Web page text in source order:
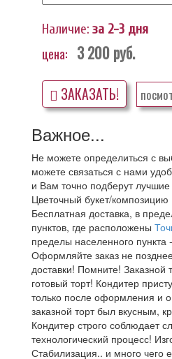
Наличие: за 2-3 дня
цена: 3 200руб.
ЗАКАЗАТЬ!
Важное...
Не можете определиться с
можете связаться с нами
и Вам точно подберут
Цветочный букет/
Бесплатная доставка, в
пунктов, где расположены
пределы населенного пункта
Оформляйте заказ не
доставки! Помните!
готовый торт! Кондитер
только после оформления и
заказной торт был вкусным,
Кондитер строго соблюдает
технологический процесс!
Стабилизация.. и много чего